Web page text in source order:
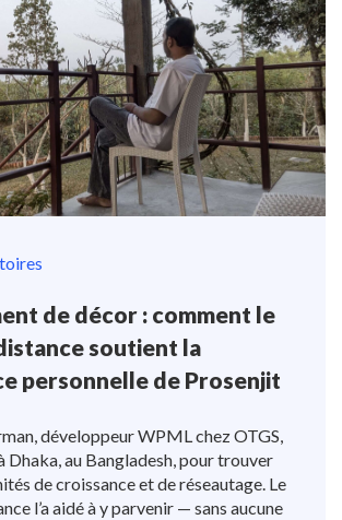
de décor : comment le
soutient la
personnelle de Prosenjit
développeur WPML chez OTGS,
Dhaka, au Bangladesh, pour trouver
de croissance et de réseautage. Le
l’a aidé à y parvenir — sans aucune